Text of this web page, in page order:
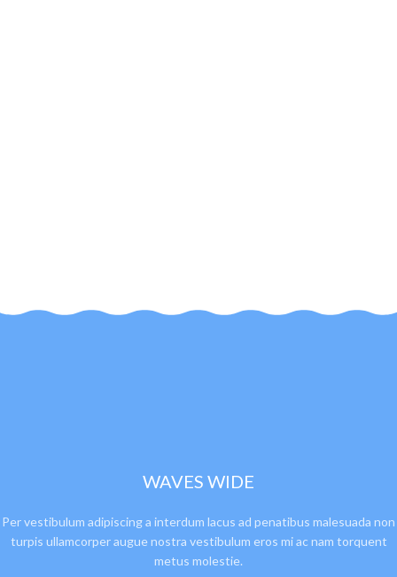
WAVES WIDE
Per vestibulum adipiscing a interdum lacus ad penatibus malesuada non
turpis ullamcorper augue nostra vestibulum eros mi ac nam torquent
metus molestie.